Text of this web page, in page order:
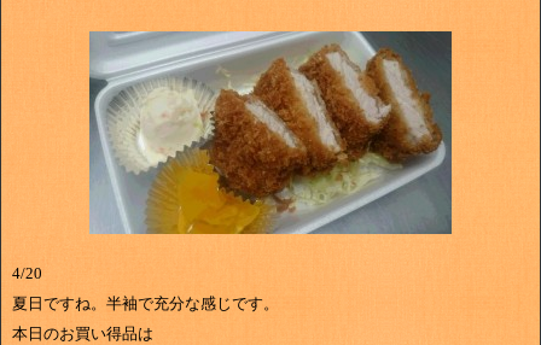
4/20
夏日ですね。半袖で充分な感じです。
本日のお買い得品は